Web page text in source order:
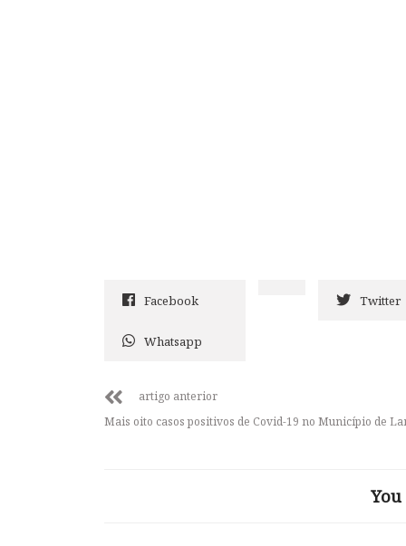
Facebook Twitter
Whatsapp
artigo anterior
Mais oito casos positivos de Covid-19 no Município de